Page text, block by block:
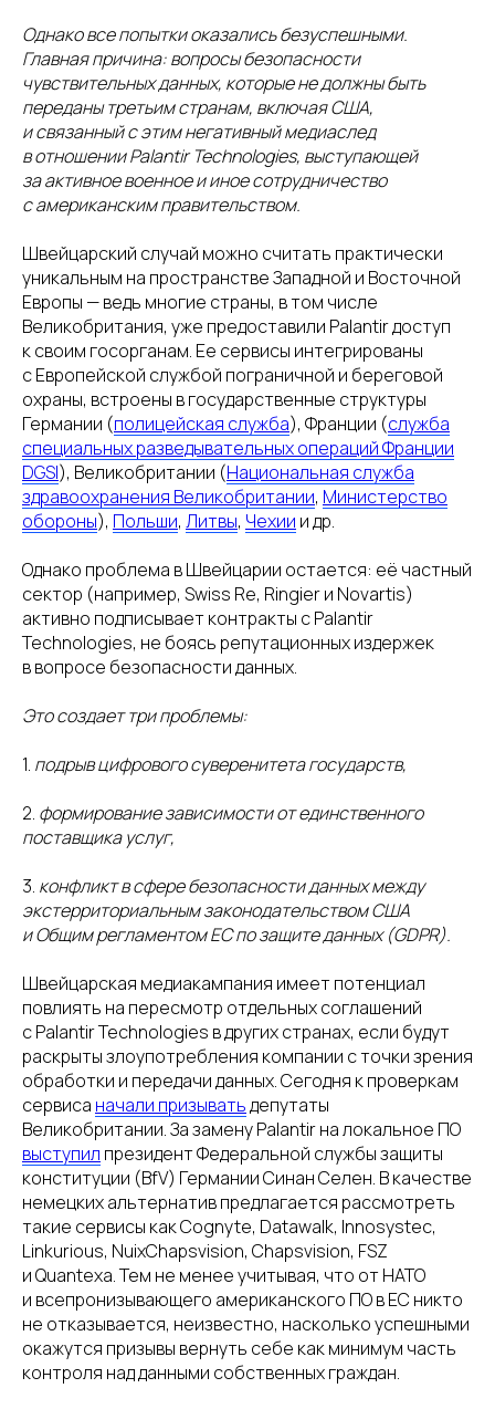
Однако все попытки оказались безуспешными.
Главная причина: вопросы безопасности
чувствительных данных, которые не должны быть
переданы третьим странам, включая США,
и связанный с этим негативный медиаслед
в отношении Palantir Technologies, выступающей
за активное военное и иное сотрудничество
с американским правительством.
Швейцарский случай можно считать практически
уникальным на пространстве Западной и Восточной
Европы — ведь многие страны, в том числе
Великобритания, уже предоставили Palantir доступ
к своим госорганам. Ее сервисы интегрированы
с Европейской службой пограничной и береговой
охраны, встроены в государственные структуры
Германии (полицейская служба), Франции (служба
специальных разведывательных операций Франции
DGSI), Великобритании (Национальная служба
здравоохранения Великобритании, Министерство
обороны), Польши, Литвы, Чехии и др.
Однако проблема в Швейцарии остается: её частный
сектор (например, Swiss Re, Ringier и Novartis)
активно подписывает контракты с Palantir
Technologies, не боясь репутационных издержек
в вопросе безопасности данных.
Это создает три проблемы:
1. подрыв цифрового суверенитета государств,
2. формирование зависимости от единственного
поставщика услуг,
3. конфликт в сфере безопасности данных между
экстерриториальным законодательством США
и Общим регламентом ЕС по защите данных (GDPR).
Швейцарская медиакампания имеет потенциал
повлиять на пересмотр отдельных соглашений
с Palantir Technologies в других странах, если будут
раскрыты злоупотребления компании с точки зрения
обработки и передачи данных. Сегодня к проверкам
сервиса начали призыватьдепутаты
Великобритании. За замену Palantir на локальное ПО
выступил президент Федеральной службы защиты
конституции (BfV) Германии Синан Селен. В качестве
немецких альтернатив предлагается рассмотреть
такие сервисы как Cognyte, Datawalk, Innosystec,
Linkurious, NuixChapsvision, Chapsvision, FSZ
и Quantexa. Тем не менее учитывая, что от НАТО
и всепронизывающего американского ПО в ЕС никто
не отказывается, неизвестно, насколько успешными
окажутся призывы вернуть себе как минимум часть
контроля над данными собственных граждан.